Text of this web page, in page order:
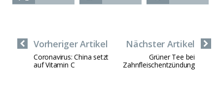
Nächster Artikel
Grüner Tee bei
Zahnfleischentzündung
Vorheriger Artikel
Coronavirus: China setzt
auf Vitamin C